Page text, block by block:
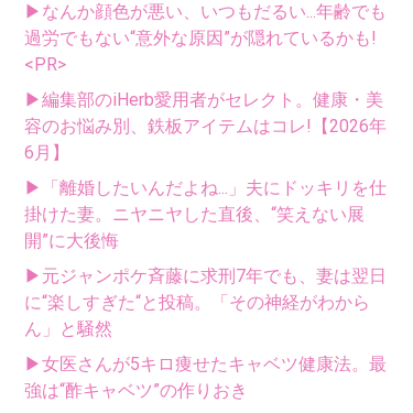
▶なんか顔色が悪い、いつもだるい...年齢でも
過労でもない“意外な原因”が隠れているかも!
<PR>
▶編集部のiHerb愛用者がセレクト。健康・美
容のお悩み別、鉄板アイテムはコレ!【2026年
6月】
▶「離婚したいんだよね...」夫にドッキリを仕
掛けた妻。ニヤニヤした直後、“笑えない展
開”に大後悔
▶元ジャンポケ斉藤に求刑7年でも、妻は翌日
に“楽しすぎた“と投稿。「その神経がわから
ん」と騒然
▶女医さんが5キロ痩せたキャベツ健康法。最
強は“酢キャベツ”の作りおき